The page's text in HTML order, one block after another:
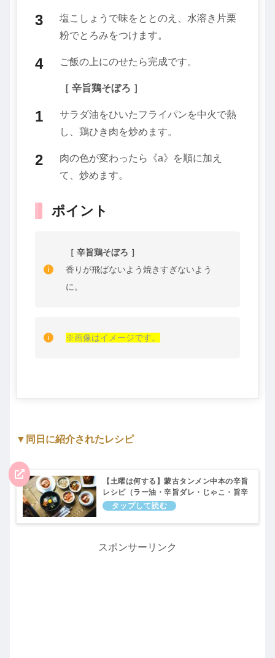
塩こしょうで味をととのえ、水溶き片栗
粉でとろみをつけます。
ご飯の上にのせたら完成です。
［ 辛旨鶏そぼろ ］
サラダ油をひいたフライパンを中火で熱
し、鶏ひき肉を炒めます。
肉の色が変わったら《a》を順に加え
て、炒めます。
ポイント
［ 辛旨鶏そぼろ ］
香りが飛ばないよう焼きすぎないよう
に。
※画像はイメージです。
▼同日に紹介されたレシピ
【土曜は何する】蒙古タンメン中本の辛旨
レシピ（ラー油・辛旨ダレ・じゃこ・旨辛
鶏そぼろなど）10分ティーチャー｜5月11
スポンサーリンク